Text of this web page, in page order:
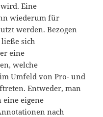
Eine
wiederum für
werden. Bezogen
sich
eine
welche
Umfeld von Pro- und
Entweder, man
eigene
nach